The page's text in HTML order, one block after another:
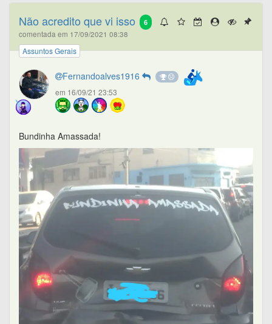
6
Não acredito que vi isso
comentada em 17/09/2021 08:38
Assuntos Gerais
Fernandoalves1916
em 16/09/21 23:53
Bundinha Amassada!